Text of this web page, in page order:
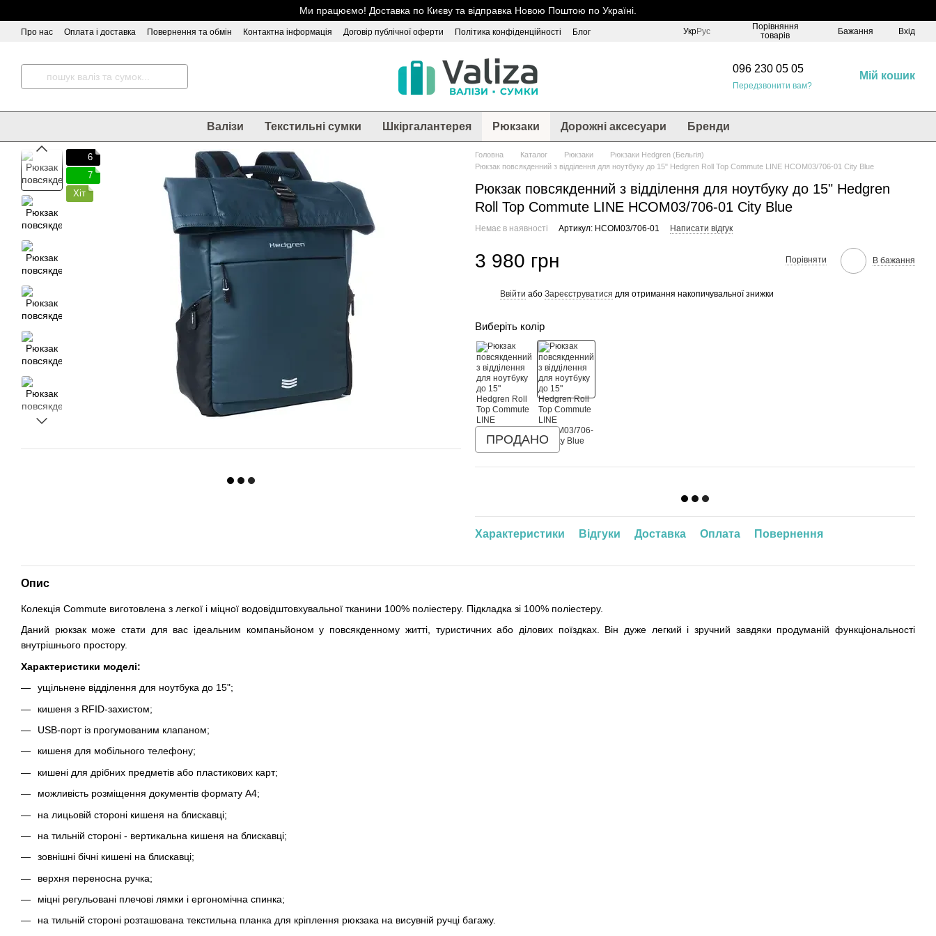
Ми працюємо! Доставка по Києву та відправка Новою Поштою по Україні.
Про нас Оплата і доставка Повернення та обмін Контактна інформація Договір публічної оферти Політика конфіденційності
Блог
УкрРус
Порівняння
товарів
Бажання Вхід
096 230 05 05
Передзвонити вам?
Мій кошик
Валізи Текстильні сумки Шкіргалантерея Рюкзаки Дорожні аксесуари Бренди
6
7
Хіт
Головна Каталог Рюкзаки
Рюкзаки Hedgren (Бельгія)
Рюкзак повсякденний з відділення для ноутбуку до 15" Hedgren Roll Top Commute LINE HCOM03/706-01 City Blue
Рюкзак повсякденний з відділення для ноутбуку до 15" Hedgren
Roll Top Commute LINE HCOM03/706-01 City Blue
Немає в наявності Артикул: HCOM03/706-01 Написати відгук
3 980 грн Порівняти В бажання
Ввійти або Зареєструватися для отримання накопичувальної знижки
Виберіть колір
ПРОДАНО
Характеристики Відгуки Доставка Оплата Повернення
Опис
Колекція Commute виготовлена з легкої і міцної водовідштовхувальної тканини 100% поліестеру. Підкладка зі 100% поліестеру.
Даний рюкзак може стати для вас ідеальним компаньйоном у повсякденному житті, туристичних або ділових поїздках. Він дуже легкий і зручний завдяки продуманій функціональності
внутрішнього простору.
Характеристики моделі:
ущільнене відділення для ноутбука до 15";
кишеня з RFID-захистом;
USB-порт із прогумованим клапаном;
кишеня для мобільного телефону;
кишені для дрібних предметів або пластикових карт;
можливість розміщення документів формату А4;
на лицьовій стороні кишеня на блискавці;
на тильній стороні - вертикальна кишеня на блискавці;
зовнішні бічні кишені на блискавці;
верхня переносна ручка;
міцні регульовані плечові лямки і ергономічна спинка;
на тильній стороні розташована текстильна планка для кріплення рюкзака на висувній ручці багажу.